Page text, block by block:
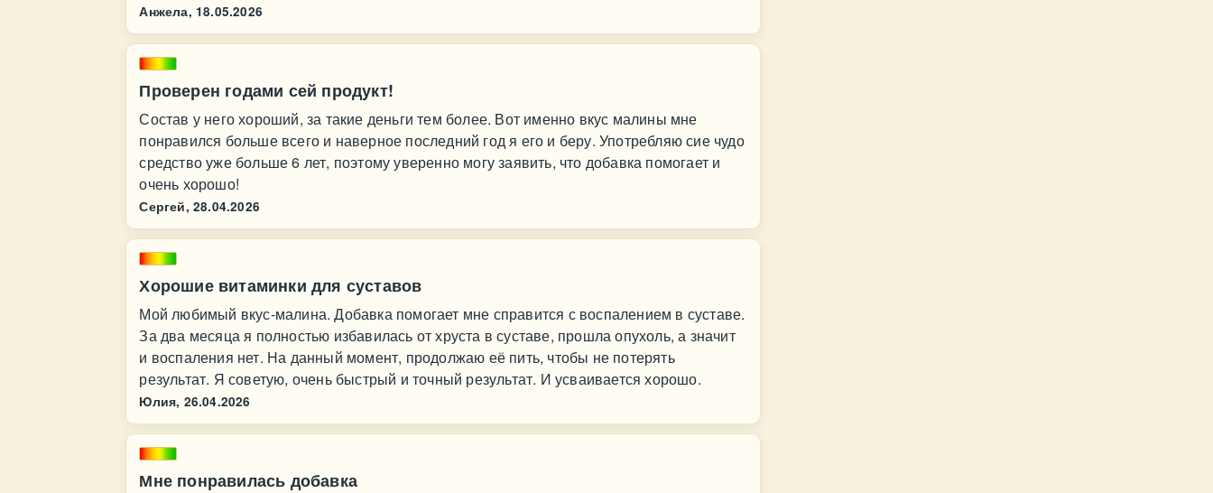
Анжела, 18.05.2026
Проверен годами сей продукт!
Состав у него хороший, за такие деньги тем более. Вот именно вкус малины мне
понравился больше всего и наверное последний год я его и беру. Употребляю сие чудо
средство уже больше 6 лет, поэтому уверенно могу заявить, что добавка помогает и
очень хорошо!
Сергей, 28.04.2026
Хорошие витаминки для суставов
Мой любимый вкус-малина. Добавка помогает мне справится с воспалением в суставе.
За два месяца я полностью избавилась от хруста в суставе, прошла опухоль, а значит
и воспаления нет. На данный момент, продолжаю её пить, чтобы не потерять
результат. Я советую, очень быстрый и точный результат. И усваивается хорошо.
Юлия, 26.04.2026
Мне понравилась добавка